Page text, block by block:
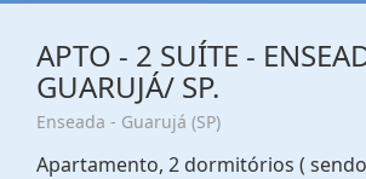
APTO - 2 SUÍTE -
GUARUJÁ/ SP.
Enseada - Guarujá (SP)
Apartamento, 2 dormitórios ( sendo